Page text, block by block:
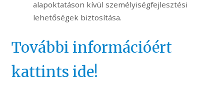
alapoktatáson kívül személyiségfejlesztési
lehetőségek biztosítása.
További információért
kattints ide!